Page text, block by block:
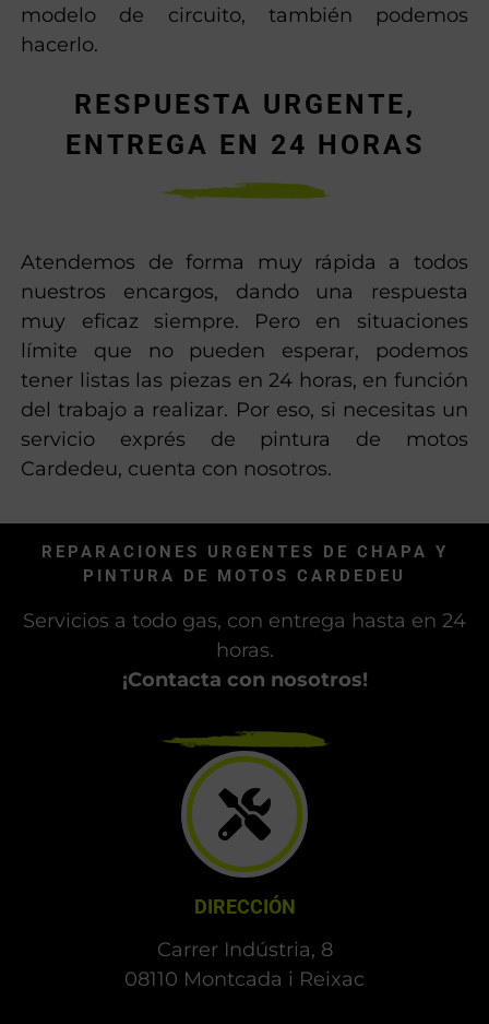
específico o haciendo la réplica de un
modelo de circuito, también podemos
RESPUESTA URGENTE,
ENTREGA EN 24 HORAS
Atendemos de forma muy rápida a todos
nuestros encargos, dando una respuesta
muy eficaz siempre. Pero en situaciones
límite que no pueden esperar, podemos
tener listas las piezas en 24 horas, en función
del trabajo a realizar. Por eso, si necesitas un
servicio exprés de pintura de motos
REPARACIONES URGENTES DE CHAPA Y
Servicios a todo gas, con entrega hasta en 24
horas.
DIRECCIÓN
Carrer Indústria, 8